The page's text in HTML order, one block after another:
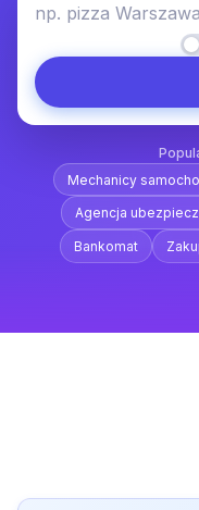
np. pizza Warszawa
Mechanicy
Agencja
Bankomat